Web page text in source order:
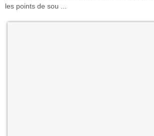
les points de sou ...